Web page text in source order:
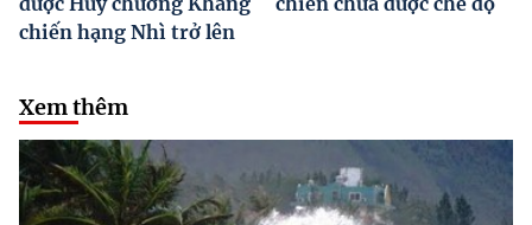
chiến hạng Nhì trở lên
Xem thêm